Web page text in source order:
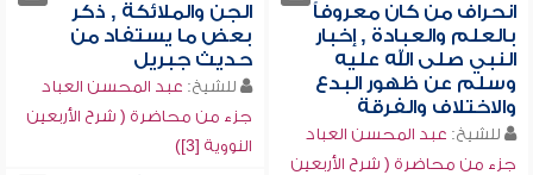
انحراف من كان معروفاً
بالعلم والعبادة , إخبار
النبي صلى الله عليه
وسلم عن ظهور البدع
والاختلاف والفرقة
للشيخ: عبد المحسن العباد
جزء من محاضرة ( شرح الأربعين
الجن والملائكة , ذكر
بعض ما يستفاد من
حديث جبريل
للشيخ: عبد المحسن العباد
جزء من محاضرة ( شرح الأربعين
النووية [3])